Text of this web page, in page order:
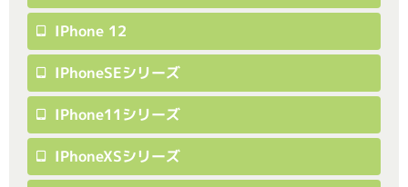
IPhone 12
IPhoneSEシリーズ
IPhone11シリーズ
IPhoneXSシリーズ